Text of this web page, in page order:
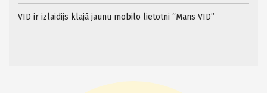
VID ir izlaidijs klajā jaunu mobilo lietotni “Mans VID”